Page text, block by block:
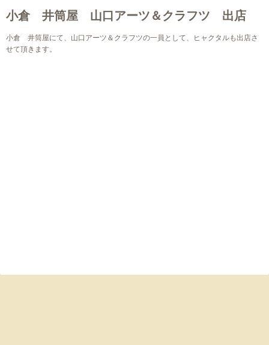
小倉 井筒屋 山口アーツ＆クラフツ 出店
小倉 井筒屋にて、山口アーツ＆クラフツの一員として、ヒャクタルも出店さ
せて頂きます。